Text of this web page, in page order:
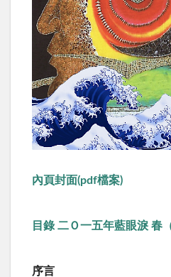
內頁封面(pdf檔案)
目錄 二Ｏ一五年藍眼淚 春
序言